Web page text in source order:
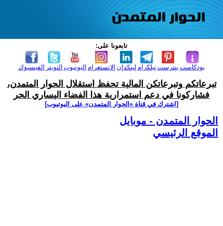
تابعونا على:
الفيسبوك التويتر اليوتيوب الانستغرام لينكدإن تيلكرامبنترست بودكاست
تبرعاتكم وتبرعاتكن المالية تحفظ استقلال الحوار المتمدن،
فشاركونا في دعم استمرارية هذا الفضاء اليساري الحر
[اشترك في قناة ‫«الحوار المتمدن» على اليوتيوب]
الحوار المتمدن - موبايل
الموقع الرئيسي